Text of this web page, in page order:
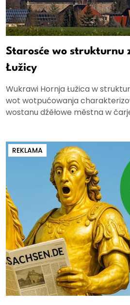
Starosće wo strukturnu
Łužicy
Wukrawi Hornja Łužica w
wot wotpućowanja
wostanu dźěłowe městna w
REKLAMA